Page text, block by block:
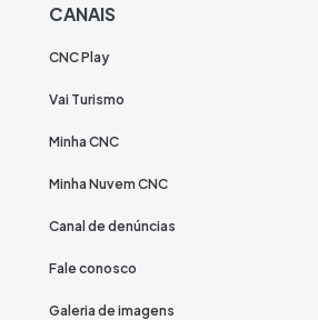
CANAIS
CNC Play
Vai Turismo
Minha CNC
Minha Nuvem CNC
Canal de denúncias
Fale conosco
Galeria de imagens